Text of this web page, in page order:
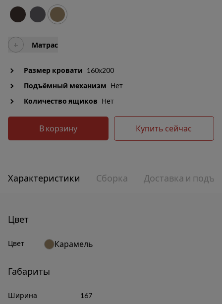
Размер кровати 160x200
Подъёмный механизм Нет
Количество ящиков Нет
+ Матрас
В корзину Купить сейчас
Характеристики Сборка Доставка и
Цвет
Цвет Карамель
Габариты
Ширина 167